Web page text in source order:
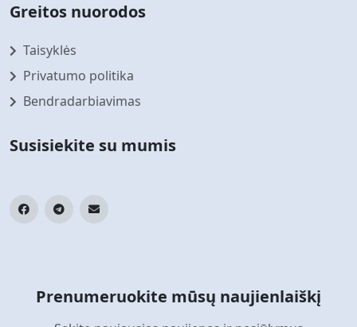
Greitos nuorodos
Taisyklės
Privatumo politika
Bendradarbiavimas
Susisiekite su mumis
Prenumeruokite mūsų naujienlaiškį